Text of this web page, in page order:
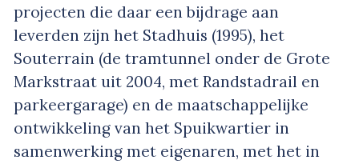
projecten die daar een bijdrage aan
leverden zijn het Stadhuis (1995), het
Souterrain (de tramtunnel onder de Grote
Markstraat uit 2004, met Randstadrail en
parkeergarage) en de maatschappelijke
ontwikkeling van het Spuikwartier in
samenwerking met eigenaren, met het in